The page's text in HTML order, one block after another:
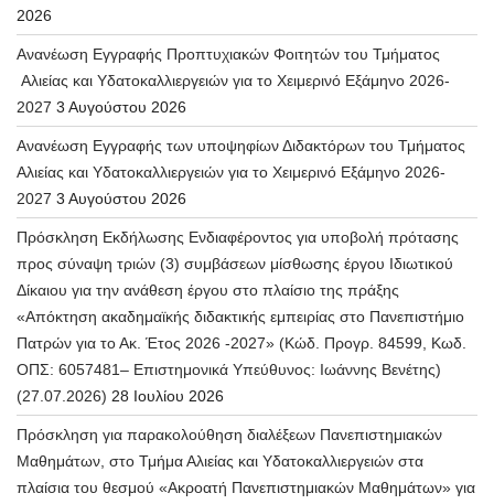
2026
Ανανέωση Εγγραφής Προπτυχιακών Φοιτητών του Τμήματος
Αλιείας και Υδατοκαλλιεργειών για το Χειμερινό Εξάμηνο 2026-
2027 3 Αυγούστου 2026
Ανανέωση Εγγραφής των υποψηφίων Διδακτόρων του Τμήματος
Αλιείας και Υδατοκαλλιεργειών για το Χειμερινό Εξάμηνο 2026-
2027 3 Αυγούστου 2026
Πρόσκληση Εκδήλωσης Ενδιαφέροντος για υποβολή πρότασης
προς σύναψη τριών (3) συμβάσεων μίσθωσης έργου Ιδιωτικού
Δίκαιου για την ανάθεση έργου στο πλαίσιο της πράξης
«Απόκτηση ακαδημαϊκής διδακτικής εμπειρίας στο Πανεπιστήμιο
Πατρών για το Ακ. Έτος 2026 -2027» (Κώδ. Προγρ. 84599, Κωδ.
ΟΠΣ: 6057481– Επιστημονικά Υπεύθυνος: Ιωάννης Βενέτης)
(27.07.2026) 28 Ιουλίου 2026
Πρόσκληση για παρακολούθηση διαλέξεων Πανεπιστημιακών
Μαθημάτων, στο Τμήμα Αλιείας και Υδατοκαλλιεργειών στα
πλαίσια του θεσμού «Ακροατή Πανεπιστημιακών Μαθημάτων» για